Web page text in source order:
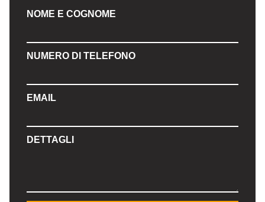
NOME E COGNOME
NUMERO DI TELEFONO
EMAIL
DETTAGLI